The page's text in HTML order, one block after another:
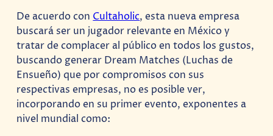
De acuerdo con Cultaholic, esta nueva empresa
buscará ser un jugador relevante en México y
tratar de complacer al público en todos los gustos,
buscando generar Dream Matches (Luchas de
Ensueño) que por compromisos con sus
respectivas empresas, no es posible ver,
incorporando en su primer evento, exponentes a
nivel mundial como: